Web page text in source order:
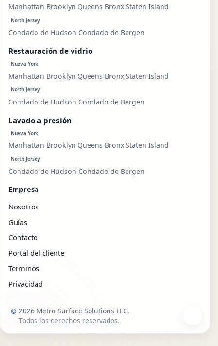
Manhattan Brooklyn Queens BronxStaten Island
North Jersey
Condado de Hudson Condado de Bergen
Restauración de vidrio
Nueva York
Manhattan Brooklyn Queens BronxStaten Island
North Jersey
Condado de Hudson Condado de Bergen
Lavado a presión
Nueva York
Manhattan Brooklyn Queens BronxStaten Island
North Jersey
Condado de Hudson Condado de Bergen
Empresa
Nosotros
Guías
Contacto
Portal del cliente
Terminos
Privacidad
© 2026 Metro Surface Solutions LLC.
Todos los derechos reservados.